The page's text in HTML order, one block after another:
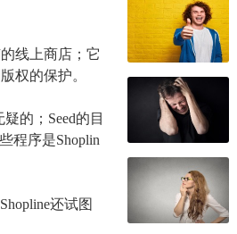
线上商店；它
权的保护。
的；Seed的目
程序是Shoplin
还试图